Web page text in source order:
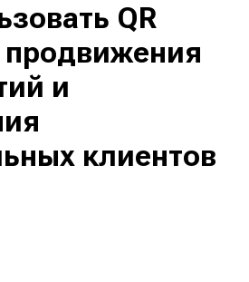
QR
продвижения
и
клиентов